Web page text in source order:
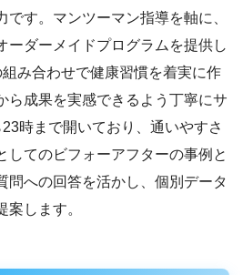
す。マンツーマン指導を軸に、
ーダーメイドプログラムを提供し
み合わせで健康習慣を着実に作
ら成果を実感できるよう丁寧にサ
時まで開いており、通いやすさ
してのビフォーアフターの事例と
問への回答を活かし、個別データ
案します。